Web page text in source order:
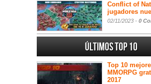
Conflict of
jugadores
02/11/2023 - 0
Últimos Top 10
Top 10
MMORPG
2017